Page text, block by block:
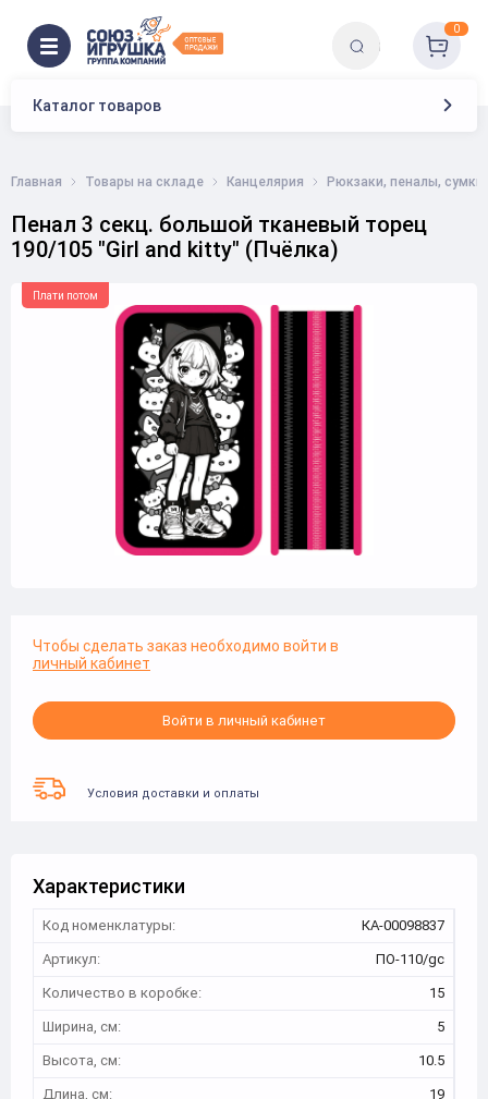
Каталог товаров
0
Главная Товары на складе Канцелярия Рюкзаки, пеналы, сумки
Пенал 3 секц. большой тканевый торец
190/105 "Girl and kitty" (Пчёлка)
Плати потом
Чтобы сделать заказ необходимо войти в
личный кабинет
Войти в личный кабинет
Условия доставки и оплаты
Характеристики
Код номенклатуры:
КА-00098837
Артикул:
ПО-110/gc
Количество в коробке:
15
Ширина, см:
5
Высота, см:
10.5
Длина, см:
19